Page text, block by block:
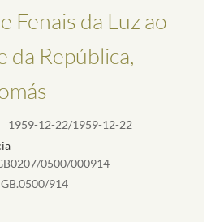
Fenais da Luz ao
da República,
1959-12-22/1959-12-22
0500/000914
GB.0500/914